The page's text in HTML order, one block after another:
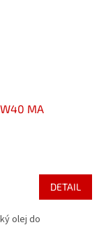
MA
DETAIL
olej do